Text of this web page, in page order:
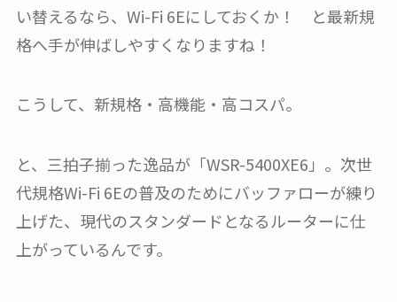
い替えるなら、Wi-Fi 6Eにしておくか！ と最新規
格へ手が伸ばしやすくなりますね！
こうして、新規格・高機能・高コスパ。
と、三拍子揃った逸品が「WSR-5400XE6」。次世
代規格Wi-Fi 6Eの普及のためにバッファローが練り
上げた、現代のスタンダードとなるルーターに仕
上がっているんです。